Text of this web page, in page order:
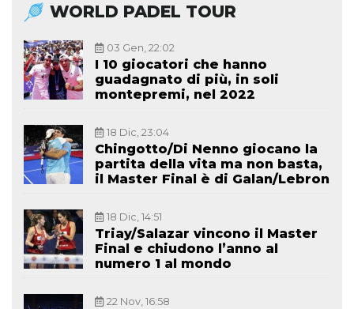
WORLD PADEL TOUR
03 Gen, 22:02
I 10 giocatori che hanno
guadagnato di più, in soli
montepremi, nel 2022
18 Dic, 23:04
Chingotto/Di Nenno giocano la
partita della vita ma non basta,
il Master Final è di Galan/Lebron
18 Dic, 14:51
Triay/Salazar vincono il Master
Final e chiudono l’anno al
numero 1 al mondo
22 Nov, 16:58